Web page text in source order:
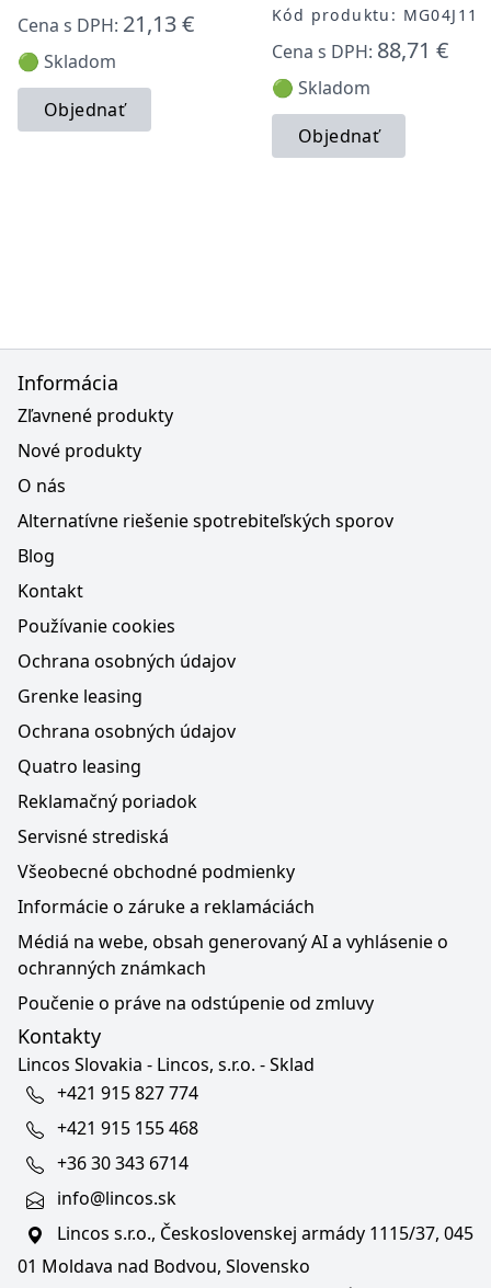
Cena s DPH: 21,13 €
🟢 Skladom
Objednať
Kód produktu:
Cena s DPH: 88,71 €
🟢 Skladom
Objednať
Informácia
Zľavnené produkty
Nové produkty
O nás
Alternatívne riešenie spotrebiteľských sporov
Blog
Kontakt
Používanie cookies
Ochrana osobných údajov
Grenke leasing
Ochrana osobných údajov
Quatro leasing
Reklamačný poriadok
Servisné strediská
Všeobecné obchodné podmienky
Informácie o záruke a reklamáciách
Médiá na webe, obsah generovaný AI a vyhlásenie o
ochranných známkach
Poučenie o práve na odstúpenie od zmluvy
Kontakty
Lincos Slovakia - Lincos, s.r.o. - Sklad
+421 915 827 774
+421 915 155 468
+36 30 343 6714
info@lincos.sk
Lincos s.r.o., Československej armády 1115/37, 045
01 Moldava nad Bodvou, Slovensko